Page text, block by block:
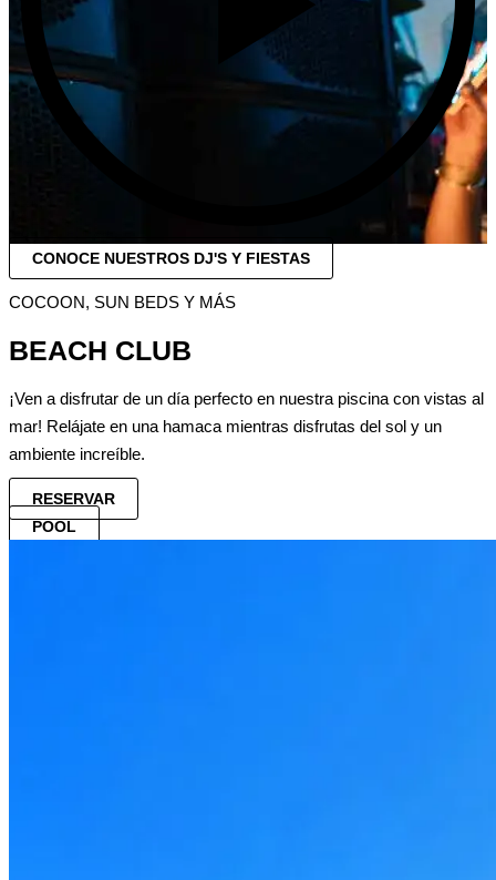
CONOCE NUESTROS DJ'S Y FIESTAS
COCOON, SUN BEDS Y MÁS
BEACH CLUB
¡Ven a disfrutar de un día perfecto en nuestra piscina con vistas al
mar! Relájate en una hamaca mientras disfrutas del sol y un
ambiente increíble.
RESERVAR
POOL